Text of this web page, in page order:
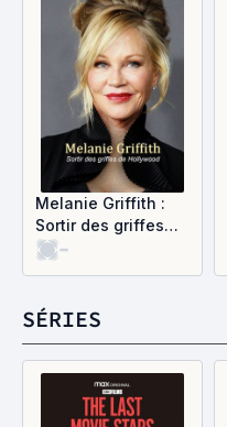
Melanie Griffith :
Sortir des griffes
d'Hollywood
-
SÉRIES